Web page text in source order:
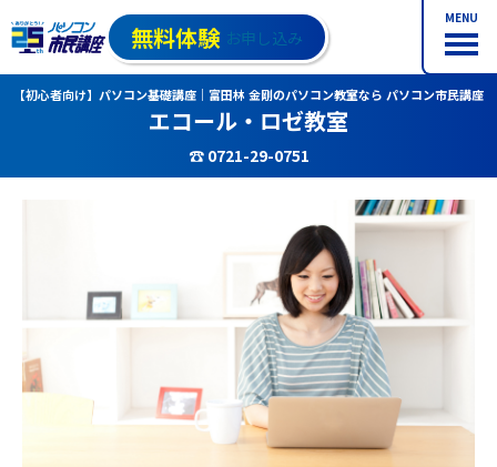
MENU
無料体験 お申し込み
【初心者向け】パソコン基礎講座｜富田林 金剛のパソコン教室なら パソコン市民講座
エコール・ロゼ教室
☎ 0721-29-0751